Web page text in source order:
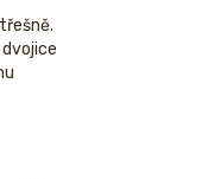
dvojice